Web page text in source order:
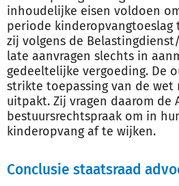
inhoudelijke eisen voldoen
periode kinderopvangtoeslag
zij volgens de
late aanvragen slechts in
gedeeltelijke vergoeding. De
strikte toepassing van de wet
uitpakt. Zij vragen daarom de
bestuursrechtspraak om in
kinderopvang af te wijken.
Conclusie staatsraad